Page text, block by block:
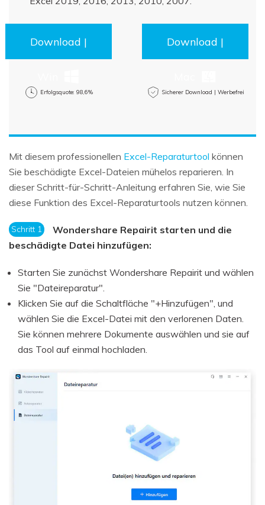
Download |
Erfolgsquote: 98,6%
Download |
Sicherer Download | Werbefrei
Mit diesem professionellen Excel-Reparaturtool können
Sie beschädigte Excel-Dateien mühelos reparieren. In
dieser Schritt-für-Schritt-Anleitung erfahren Sie, wie Sie
diese Funktion des Excel-Reparaturtools nutzen können.
Schritt 1
Wondershare Repairit starten und die
beschädigte Datei hinzufügen:
Starten Sie zunächst Wondershare Repairit und wählen
Sie "Dateireparatur".
Klicken Sie auf die Schaltfläche "+Hinzufügen", und
wählen Sie die Excel-Datei mit den verlorenen Daten.
Sie können mehrere Dokumente auswählen und sie auf
das Tool auf einmal hochladen.